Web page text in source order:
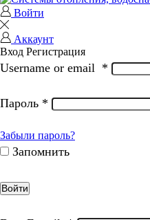
Войти
Аккаунт
Вход Регистрация
Username or email *
Пароль *
Забыли пароль?
Запомнить
Войти